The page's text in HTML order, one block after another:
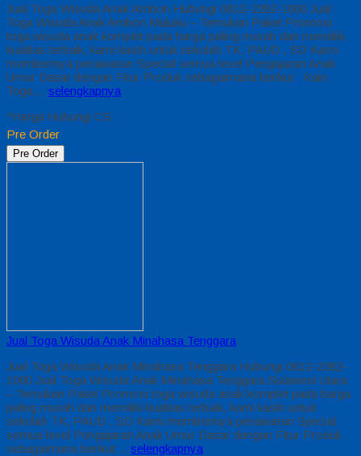
Jual Toga Wisuda Anak Ambon Hubungi 0812-2282-1060 Jual
Toga Wisuda Anak Ambon Maluku – Temukan Paket Promosi
toga wisuda anak komplet pada harga paling murah dan memiliki
kualitas terbaik, kami kasih untuk sekolah TK, PAUD , SD Kami
memberinya penawaran Special semua level Pengajaran Anak
Umur Dasar dengan Fitur Produk sebagaimana berikut : Kain
Toga… selengkapnya
*Harga Hubungi CS
Pre Order
Pre Order
Jual Toga Wisuda Anak Minahasa Tenggara
Jual Toga Wisuda Anak Minahasa Tenggara Hubungi 0812-2282-
1060 Jual Toga Wisuda Anak Minahasa Tenggara Sulawesi Utara
– Temukan Paket Promosi toga wisuda anak komplet pada harga
paling murah dan memiliki kualitas terbaik, kami kasih untuk
sekolah TK, PAUD , SD Kami memberinya penawaran Special
semua level Pengajaran Anak Umur Dasar dengan Fitur Produk
sebagaimana berikut… selengkapnya